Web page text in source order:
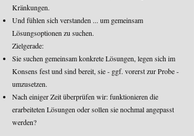
Kränkungen.
Und fühlen sich verstanden ... um gemeinsam
Lösungsoptionen zu suchen.
Zielgerade:
Sie suchen gemeinsam konkrete Lösungen, legen sich im
Konsens fest und sind bereit, sie - ggf. vorerst zur Probe -
umzusetzen.
Nach einiger Zeit überprüfen wir: funktionieren die
erarbeiteten Lösungen oder sollen sie nochmal angepasst
werden?